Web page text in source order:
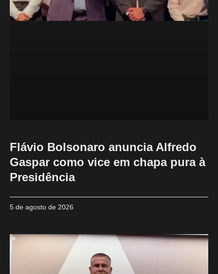
Flávio Bolsonaro anuncia Alfredo
Gaspar como vice em chapa pura à
Presidência
5 de agosto de 2026